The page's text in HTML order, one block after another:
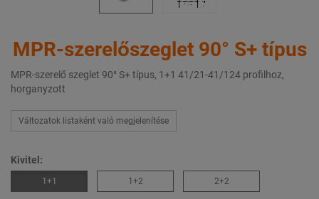
MPR-szerelőszeglet 90° S+ típus
MPR-szerelő szeglet 90° S+ típus, 1+1 41/21-41/124 profilhoz,
horganyzott
Változatok listaként való megjelenítése
Kivitel:
1+1 1+2 2+2